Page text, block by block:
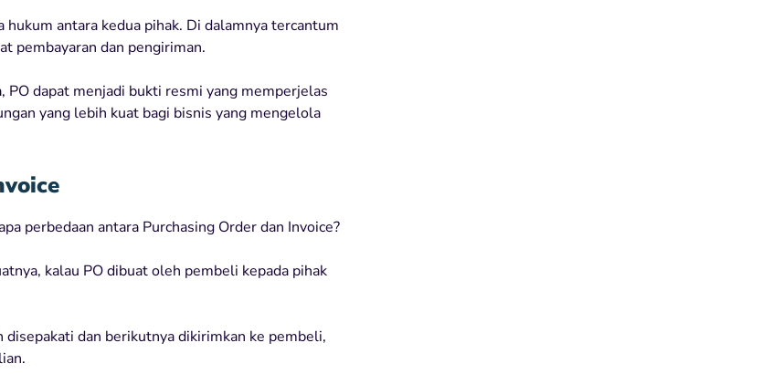
antara kedua pihak. Di dalamnya tercantum
pembayaran dan pengiriman.
PO dapat menjadi bukti resmi yang memperjelas
yang lebih kuat bagi bisnis yang mengelola
perbedaan antara Purchasing Order dan Invoice?
kalau PO dibuat oleh pembeli kepada pihak
dan berikutnya dikirimkan ke pembeli,